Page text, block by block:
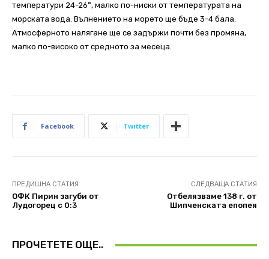
температури 24-26°, малко по-ниски от температурата на
морската вода. Вълнението на морето ще бъде 3-4 бала.
Атмосферното налягане ще се задържи почти без промяна,
малко по-високо от средното за месеца.
Facebook Twitter
ПРЕДИШНА СТАТИЯ
ОФК Пирин загуби от
Лудогорец с 0:3
СЛЕДВАЩА СТАТИЯ
Отбелязваме 138 г. от
Шипченската епопея
ПРОЧЕТЕТЕ ОЩЕ..